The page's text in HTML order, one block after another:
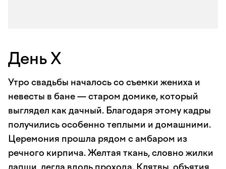
День X
Утро свадьбы началось со съемки жениха и
невесты в бане — старом домике, который
выглядел как дачный. Благодаря этому кадры
получились особенно теплыми и домашними.
Церемония прошла рядом с амбаром из
речного кирпича. Желтая ткань, словно жилки